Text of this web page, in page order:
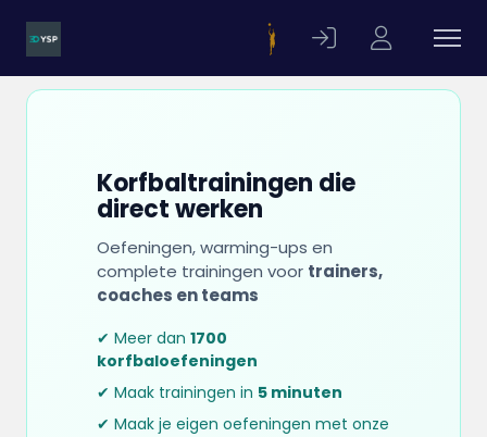
Korfbaltrainingen die
direct werken
Oefeningen, warming-ups en
complete trainingen voor trainers,
coaches en teams
✔ Meer dan 1700
korfbaloefeningen
✔ Maak trainingen in 5 minuten
✔ Maak je eigen oefeningen met onze